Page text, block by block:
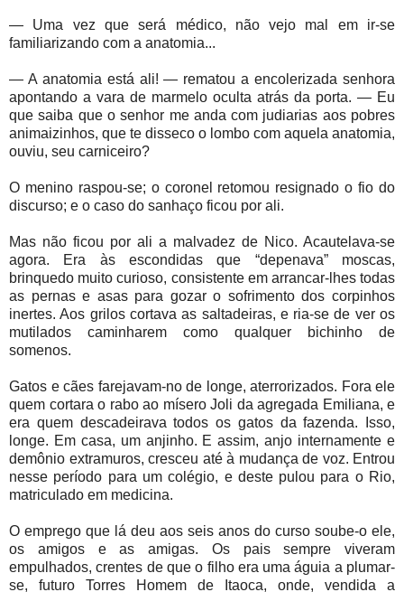
— Uma vez que será médico, não vejo mal em ir-se
familiarizando com a anatomia...
— A anatomia está ali! — rematou a encolerizada senhora
apontando a vara de marmelo oculta atrás da porta. — Eu
que saiba que o senhor me anda com judiarias aos pobres
animaizinhos, que te disseco o lombo com aquela anatomia,
ouviu, seu carniceiro?
O menino raspou-se; o coronel retomou resignado o fio do
discurso; e o caso do sanhaço ficou por ali.
Mas não ficou por ali a malvadez de Nico. Acautelava-se
agora. Era às escondidas que “depenava” moscas,
brinquedo muito curioso, consistente em arrancar-lhes todas
as pernas e asas para gozar o sofrimento dos corpinhos
inertes. Aos grilos cortava as saltadeiras, e ria-se de ver os
mutilados caminharem como qualquer bichinho de
somenos.
Gatos e cães farejavam-no de longe, aterrorizados. Fora ele
quem cortara o rabo ao mísero Joli da agregada Emiliana, e
era quem descadeirava todos os gatos da fazenda. Isso,
longe. Em casa, um anjinho. E assim, anjo internamente e
demônio extramuros, cresceu até à mudança de voz. Entrou
nesse período para um colégio, e deste pulou para o Rio,
matriculado em medicina.
O emprego que lá deu aos seis anos do curso soube-o ele,
os amigos e as amigas. Os pais sempre viveram
empulhados, crentes de que o filho era uma águia a plumar-
se, futuro Torres Homem de Itaoca, onde, vendida a